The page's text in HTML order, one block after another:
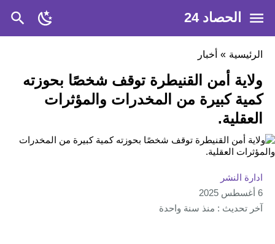
الحصاد 24
الرئيسية » أخبار
ولاية أمن القنيطرة توقف شخصًا بحوزته
كمية كبيرة من المخدرات والمؤثرات
العقلية.
ادارة النشر
6 أغسطس 2025
آخر تحديث : منذ سنة واحدة